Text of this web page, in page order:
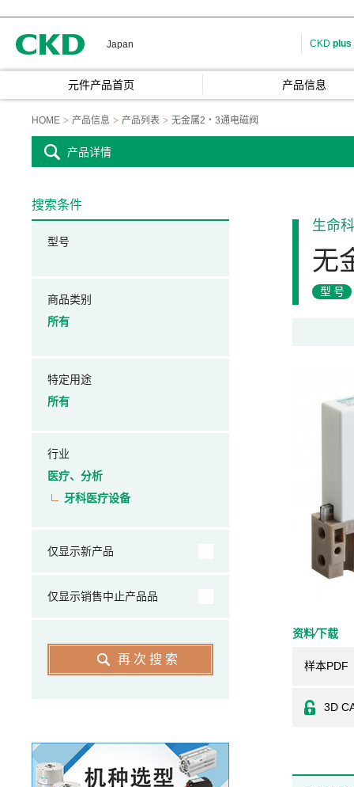
Japan CKD plus
元件产品首页 产品信息
HOME 产品信息 产品列表 无金属2・3通电磁阀
产品详情
生命
无
型号
资料⁄下载
样本PDF
3D
搜索条件
型号
商品类别
所有
特定用途
所有
行业
医疗、分析
牙科医疗设备
仅显示新产品
仅显示销售中止产品品
再次搜索